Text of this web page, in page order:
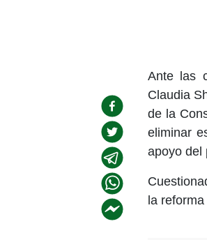
Ante las
Claudia
de la
eliminar
apoyo del
la